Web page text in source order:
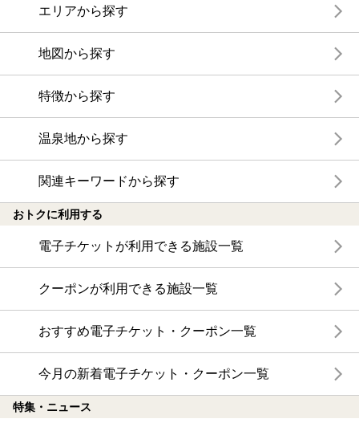
エリアから探す
地図から探す
特徴から探す
温泉地から探す
関連キーワードから探す
おトクに利用する
電子チケットが利用できる施設一覧
クーポンが利用できる施設一覧
おすすめ電子チケット・クーポン一覧
今月の新着電子チケット・クーポン一覧
特集・ニュース